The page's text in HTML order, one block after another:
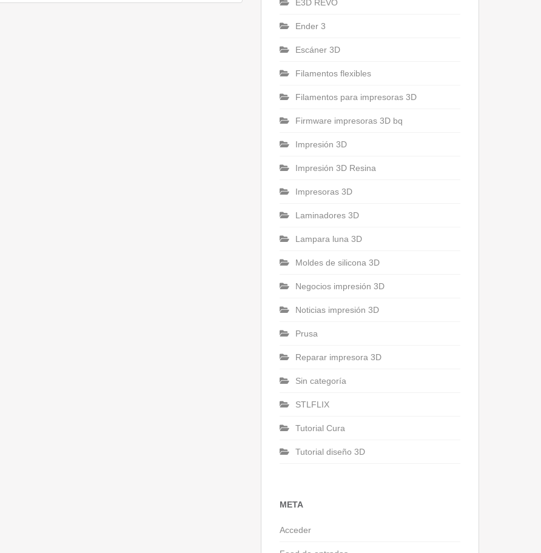
E3D REVO
Ender 3
Escáner 3D
Filamentos flexibles
Filamentos para impresoras 3D
Firmware impresoras 3D bq
Impresión 3D
Impresión 3D Resina
Impresoras 3D
Laminadores 3D
Lampara luna 3D
Moldes de silicona 3D
Negocios impresión 3D
Noticias impresión 3D
Prusa
Reparar impresora 3D
Sin categoría
STLFLIX
Tutorial Cura
Tutorial diseño 3D
META
Acceder